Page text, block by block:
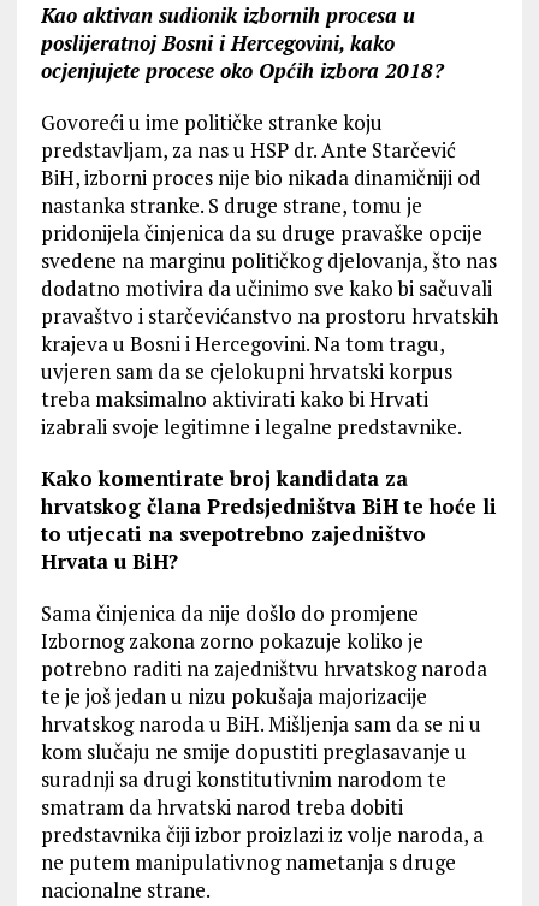
Kao aktivan sudionik izbornih procesa u
poslijeratnoj Bosni i Hercegovini, kako
ocjenjujete procese oko Općih izbora 2018?
Govoreći u ime političke stranke koju
predstavljam, za nas u HSP dr. Ante Starčević
BiH, izborni proces nije bio nikada dinamičniji od
nastanka stranke. S druge strane, tomu je
pridonijela činjenica da su druge pravaške opcije
svedene na marginu političkog djelovanja, što nas
dodatno motivira da učinimo sve kako bi sačuvali
pravaštvo i starčevićanstvo na prostoru hrvatskih
krajeva u Bosni i Hercegovini. Na tom tragu,
uvjeren sam da se cjelokupni hrvatski korpus
treba maksimalno aktivirati kako bi Hrvati
izabrali svoje legitimne i legalne predstavnike.
Kako komentirate broj kandidata za
hrvatskog člana Predsjedništva BiH te hoće li
to utjecati na svepotrebno zajedništvo
Hrvata u BiH?
Sama činjenica da nije došlo do promjene
Izbornog zakona zorno pokazuje koliko je
potrebno raditi na zajedništvu hrvatskog naroda
te je još jedan u nizu pokušaja majorizacije
hrvatskog naroda u BiH. Mišljenja sam da se ni u
kom slučaju ne smije dopustiti preglasavanje u
suradnji sa drugi konstitutivnim narodom te
smatram da hrvatski narod treba dobiti
predstavnika čiji izbor proizlazi iz volje naroda, a
ne putem manipulativnog nametanja s druge
nacionalne strane.